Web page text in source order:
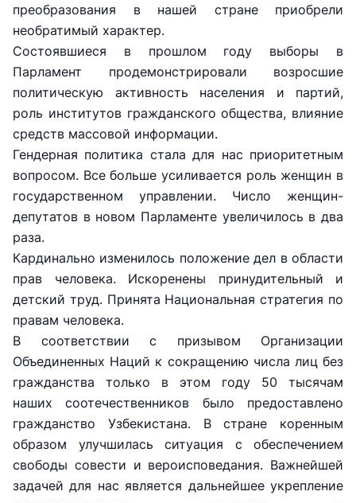
АО
"Uzbekistan
Airways"
Номер
телефона
доверия
+998 (78) 140-
02-00
АО
"O'zbekiston
temir yo'llari"
Номер
доверия
+998 (71) 237-
99-98
"Uzbekistan
Airports"
Номер
доверия
+998 (55) 501-
47-09
АО
"Тошшахартрансхизмат"
Номер
доверия
1062
ООО
"Узавтовокзал
сервис"
Номер
телефона
доверия
+998 (71) 207-
87-00
Комитет по
автомобильным
дорогам
Номер
телефона
доверия
02-04
преобразования в нашей стране приобрели
необратимый характер.
Состоявшиеся в прошлом году выборы в
Парламент продемонстрировали возросшие
политическую активность населения и партий,
роль институтов гражданского общества, влияние
средств массовой информации.
Гендерная политика стала для нас приоритетным
вопросом. Все больше усиливается роль женщин в
государственном управлении. Число женщин-
депутатов в новом Парламенте увеличилось в два
раза.
Кардинально изменилось положение дел в области
прав человека. Искоренены принудительный и
детский труд. Принята Национальная стратегия по
правам человека.
В соответствии с призывом Организации
Объединенных Наций к сокращению числа лиц без
гражданства только в этом году 50 тысячам
наших соотечественников было предоставлено
гражданство Узбекистана. В стране коренным
образом улучшилась ситуация с обеспечением
свободы совести и вероисповедания. Важнейшей
задачей для нас является дальнейшее укрепление